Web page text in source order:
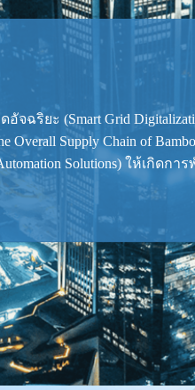
จฉริยะ (Smart Grid
Overall Supply Chain of
Solutions) ให้เกิดกา